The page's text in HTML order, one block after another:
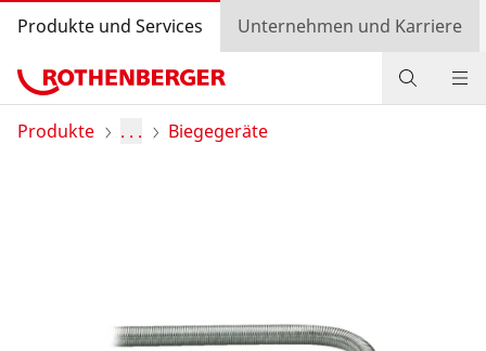
Produkte und Services Unternehmen und Karriere
Produkte
Händlersuche
Produkte . . . Biegegeräte